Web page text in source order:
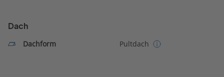
Dach
Dachform Pultdach